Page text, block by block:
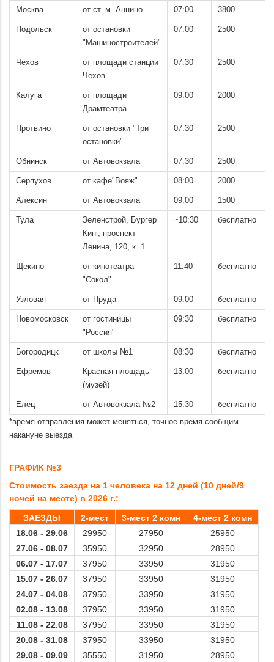
Москва от ст. м. Аннино 07:00 3800
Подольск
от остановки
"Машиностроителей"
07:00 2500
Чехов
от площади станции
Чехов
07:30 2500
Калуга
от площади
Драмтеатра
09:00 2000
Протвино
от остановки "Три
остановки"
07:30 2500
Обнинск от Автовокзала 07:30 2500
Серпухов от кафе"Вояж" 08:00 2000
Алексин от Автовокзала 09:00 1500
Тула
Зеленстрой, Бургер
Кинг, проспект
Ленина, 120, к. 1
~10:30 бесплатно
Щекино
от кинотеатра
"Сокол"
11:40 бесплатно
Узловая от Пруда 09:00 бесплатно
Новомосковск
от гостиницы
"Россия"
09:30 бесплатно
Богородицк от школы №1 08:30 бесплатно
Ефремов
Красная площадь
(музей)
13:00 бесплатно
Елец от Автовокзала №2 15:30
бесплатно
*время отправления может меняться, точное время сообщим
накануне выезда
ГРАФИК №3
Стоимость заезда на 1 человека на 12 дней (10 дней/9
ночей на месте) в 2026 г.:
ЗАЕЗДЫ
2-мест 3-мест 2 комн
4-мест 2 комн
18.06 - 29.06 29950 27950
25950
27.06 - 08.07 35950 32950
28950
06.07 - 17.07 37950 33950
31950
15.07 - 26.07 37950 33950
31950
24.07 - 04.08 37950 33950
31950
02.08 - 13.08 37950 33950
31950
11.08 - 22.08 37950 33950
31950
20.08 - 31.08 37950 33950
31950
29.08 - 09.09 35550 31950
28950